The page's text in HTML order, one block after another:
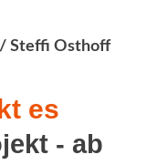
Steffi Osthoff
es
- ab